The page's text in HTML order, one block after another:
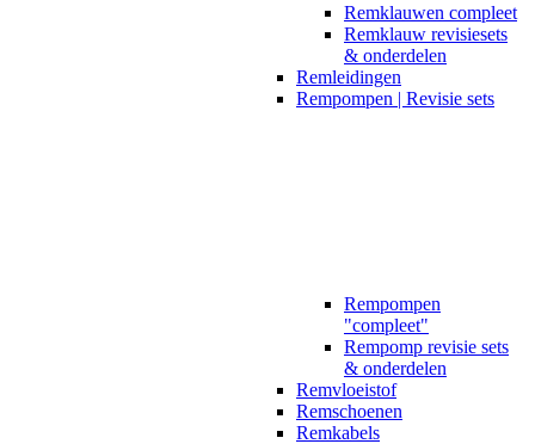
Remklauwen compleet
Remklauw revisiesets
& onderdelen
Remleidingen
Rempompen | Revisie sets
Rempompen
"compleet"
Rempomp revisie sets
& onderdelen
Remvloeistof
Remschoenen
Remkabels